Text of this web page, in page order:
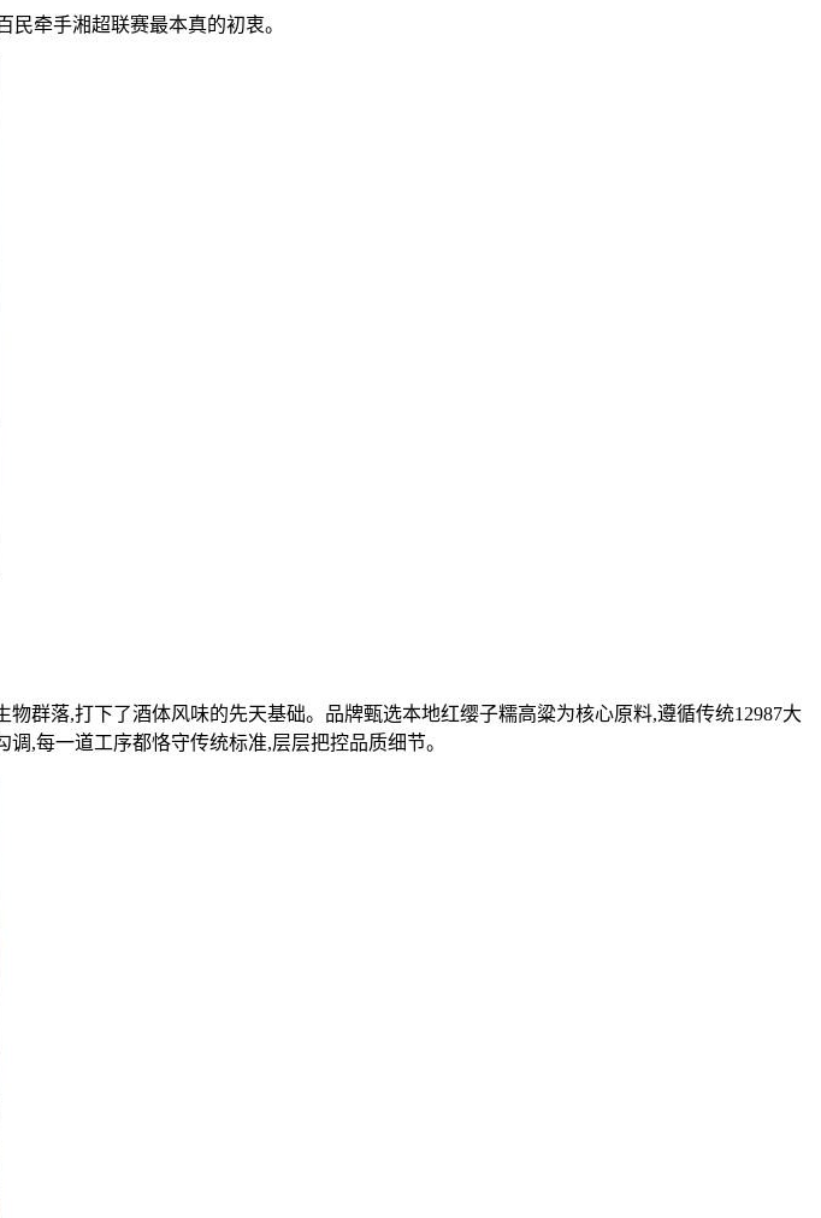
牵手湘超联赛最本真的初衷。
群落,打下了酒体风味的先天基础。品牌甄选本地红缨子糯高粱为核心原料,遵循传统12987大
,每一道工序都恪守传统标准,层层把控品质细节。